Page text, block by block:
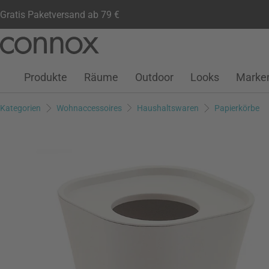
Gratis Paketversand ab 79 €
Seiteninhalt
Suchfeld
Kundenkonto
Wunschliste
Warenkorb
Produkte Räume Outdoor Looks
Kategorien Wohnaccessoires Haushaltswaren Papierkörbe